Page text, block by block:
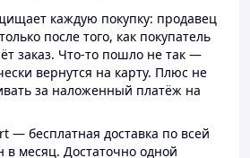
каждую покупку: продавец
после того, как покупатель
заказ. Что-то пошло не так —
вернутся на карту. Плюс не
за наложенный платёж на
— бесплатная доставка по всей
в месяц. Достаточно одной